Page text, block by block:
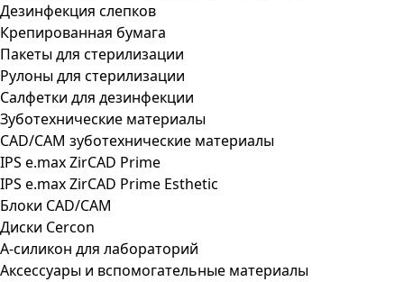
Дезинфекция слепков
Крепированная бумага
Пакеты для стерилизации
Рулоны для стерилизации
Салфетки для дезинфекции
Зуботехнические материалы
CAD/CAM зуботехнические материалы
IPS e.max ZirCAD Prime
IPS e.max ZirCAD Prime Esthetic
Блоки CAD/CAM
Диски Cercon
А-силикон для лабораторий
Аксессуары и вспомогательные материалы